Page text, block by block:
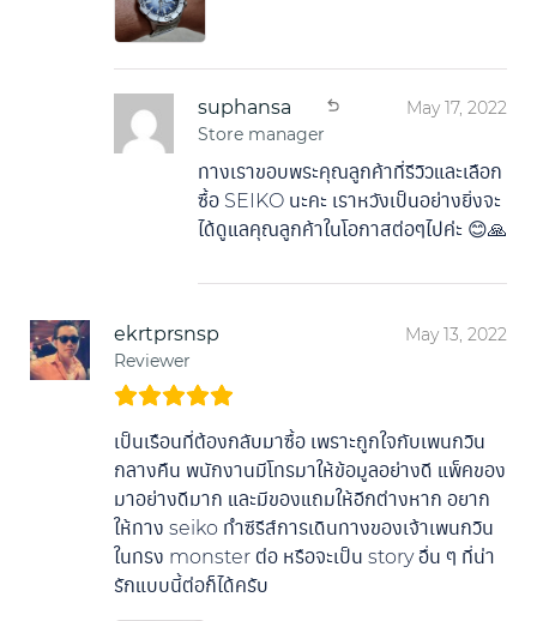
suphansa
Store manager
May 17, 2022
ทางเราขอบพระคุณลูกค้าที่รีวิวและเลือก
ซื้อ SEIKO นะคะ เราหวังเป็นอย่างยิ่งจะ
ได้ดูแลคุณลูกค้าในโอกาสต่อๆไปค่ะ 😊🙏
ekrtprsnsp
Reviewer
May 13, 2022
เป็นเรือนที่ต้องกลับมาซื้อ เพราะถูกใจกับเพนกวิน
กลางคืน พนักงานมีโทรมาให้ข้อมูลอย่างดี แพ็คของ
มาอย่างดีมาก และมีของแถมให้อีกต่างหาก อยาก
ให้ทาง seiko ทำซีรีส์การเดินทางของเจ้าเพนกวิน
ในทรง monster ต่อ หรือจะเป็น story อื่น ๆ ที่น่า
รักแบบนี้ต่อก็ได้ครับ